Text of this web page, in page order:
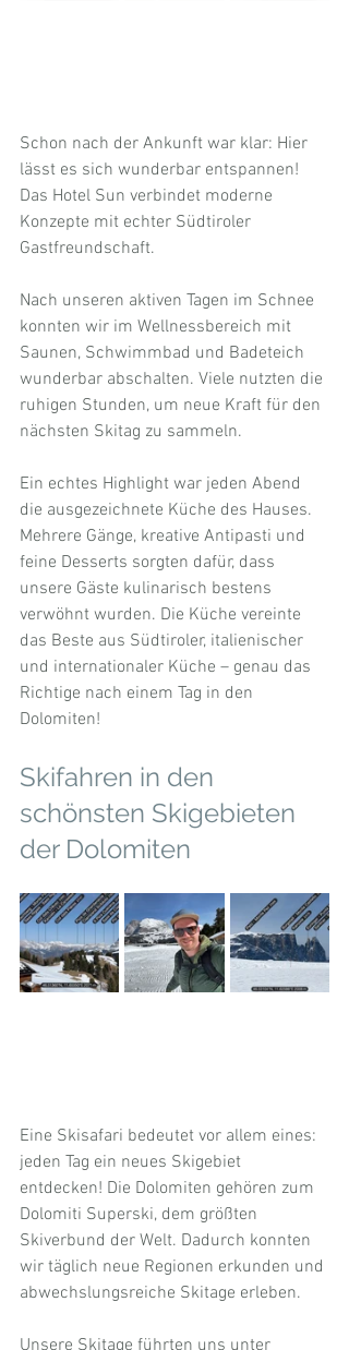
Schon nach der Ankunft war klar: Hier
lässt es sich wunderbar entspannen!
Das Hotel Sun verbindet moderne
Konzepte mit echter Südtiroler
Gastfreundschaft.
Nach unseren aktiven Tagen im Schnee
konnten wir im Wellnessbereich mit
Saunen, Schwimmbad und Badeteich
wunderbar abschalten. Viele nutzten die
ruhigen Stunden, um neue Kraft für den
nächsten Skitag zu sammeln.
Ein echtes Highlight war jeden Abend
die ausgezeichnete Küche des Hauses.
Mehrere Gänge, kreative Antipasti und
feine Desserts sorgten dafür, dass
unsere Gäste kulinarisch bestens
verwöhnt wurden. Die Küche vereinte
das Beste aus Südtiroler, italienischer
und internationaler Küche – genau das
Richtige nach einem Tag in den
Dolomiten!
Skifahren in den
schönsten Skigebieten
der Dolomiten
Eine Skisafari bedeutet vor allem eines:
jeden Tag ein neues Skigebiet
entdecken! Die Dolomiten gehören zum
Dolomiti Superski, dem größten
Skiverbund der Welt. Dadurch konnten
wir täglich neue Regionen erkunden und
abwechslungsreiche Skitage erleben.
Unsere Skitage führten uns unter